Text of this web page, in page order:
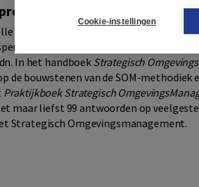
discussies en snel escalerende
voor de
In het handboek Strategisch
de bouwstenen van de SOM-methodiek
Praktijkboek Strategisch
maar liefst 99 antwoorden op
Strategisch Omgevingsmanagement.
Cookie-instellingen